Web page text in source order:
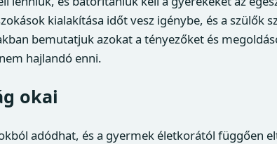
kialakítása időt vesz igénybe, és a szülők
bemutatjuk azokat a tényezőket és
hajlandó enni.
okai
adódhat, és a gyermek életkorától függően